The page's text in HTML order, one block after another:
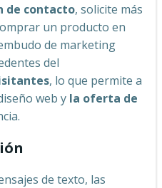
de contacto, solicite más
un producto en
de marketing
del
, lo que permite a
web y la oferta de
de texto, las